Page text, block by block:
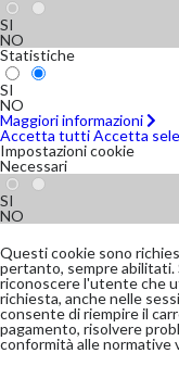
SI
NO
Statistiche
SI
NO
Maggiori informazioni
Accetta tuttiAccetta
Impostazioni cookie
Necessari
SI
NO
Questi cookie sono
pertanto, sempre
riconoscere l'utente che
richiesta, anche nelle
consente di riempire il
pagamento, risolvere
conformità alle normative